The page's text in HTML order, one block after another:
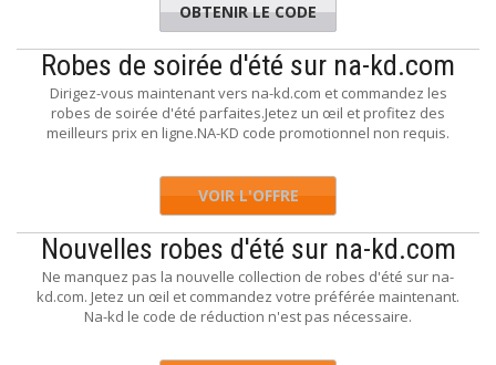
rlotteM
OBTENIR LE CODE
Robes de soirée d'été sur na-kd.com
Dirigez-vous maintenant vers na-kd.com et commandez les
robes de soirée d'été parfaites.Jetez un œil et profitez des
meilleurs prix en ligne.NA-KD code promotionnel non requis.
VOIR L'OFFRE
Nouvelles robes d'été sur na-kd.com
Ne manquez pas la nouvelle collection de robes d'été sur na-
kd.com. Jetez un œil et commandez votre préférée maintenant.
Na-kd le code de réduction n'est pas nécessaire.